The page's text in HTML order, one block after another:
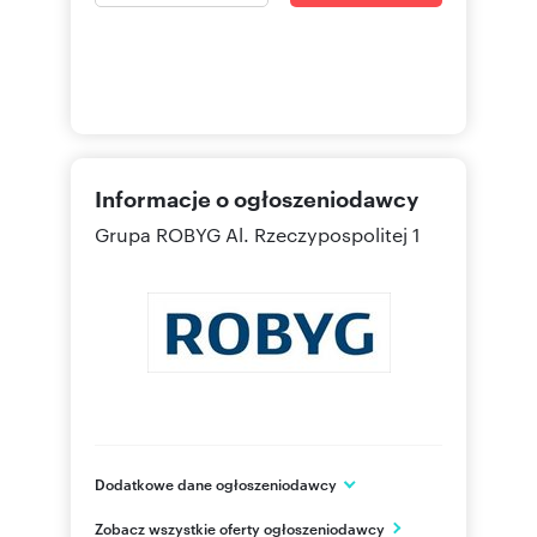
Informacje o ogłoszeniodawcy
Grupa ROBYG Al. Rzeczypospolitej 1
Dodatkowe dane ogłoszeniodawcy
Al. Rzeczypospolitej 1
Zobacz wszystkie oferty ogłoszeniodawcy